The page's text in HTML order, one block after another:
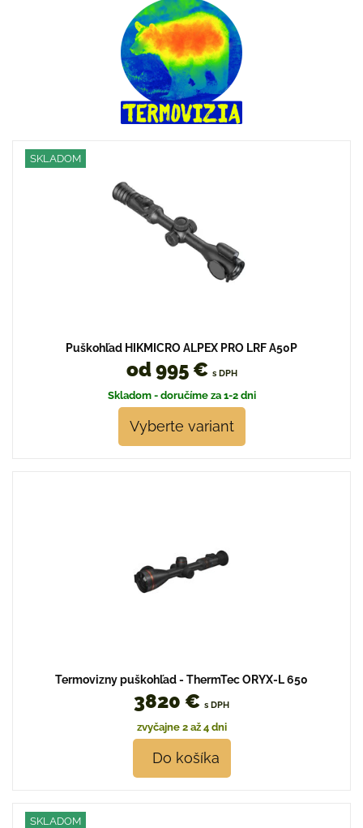
SKLADOM
Puškohľad HIKMICRO ALPEX PRO LRF A50P
od 995 € s DPH
Skladom - doručíme za 1-2 dni
Vyberte variant
Termovizny puškohľad - ThermTec ORYX-L 650
3820 € s DPH
zvyčajne 2 až 4 dni
Do košíka
SKLADOM